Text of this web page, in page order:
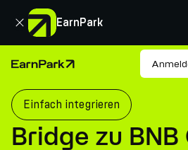
EarnPark
Schließen
Startseite
Produkte
Märkte
Rechner
Einfach integrieren
Bridge zu BNB